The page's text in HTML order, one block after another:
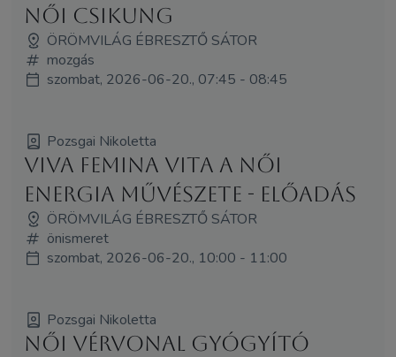
Női Csikung
ÖRÖMVILÁG ÉBRESZTŐ SÁTOR
mozgás
szombat, 2026-06-20., 07:45 - 08:45
Pozsgai Nikoletta
Viva Femina Vita A Női
Energia Művészete - előadás
ÖRÖMVILÁG ÉBRESZTŐ SÁTOR
önismeret
szombat, 2026-06-20., 10:00 - 11:00
Pozsgai Nikoletta
Női Vérvonal Gyógyító